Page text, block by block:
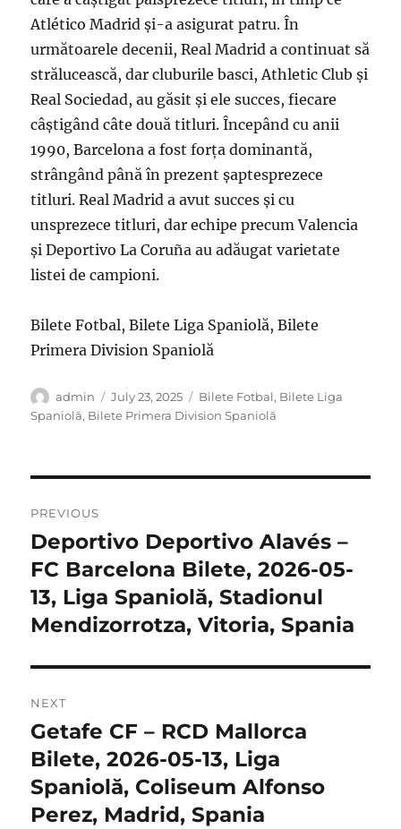
Atlético Madrid și-a asigurat patru. În
următoarele decenii, Real Madrid a continuat să
strălucească, dar cluburile basci, Athletic Club și
Real Sociedad, au găsit și ele succes, fiecare
câștigând câte două titluri. Începând cu anii
1990, Barcelona a fost forța dominantă,
strângând până în prezent șaptesprezece
titluri. Real Madrid a avut succes și cu
unsprezece titluri, dar echipe precum Valencia
și Deportivo La Coruña au adăugat varietate
listei de campioni.
Bilete Fotbal, Bilete Liga Spaniolă, Bilete
Primera Division Spaniolă
Author
admin
Posted
on
July 23, 2025 Categories
Bilete Fotbal, Bilete Liga
Spaniolă, Bilete Primera Division Spaniolă
navigation
PREVIOUS
Previous
post:
Deportivo Deportivo Alavés –
FC Barcelona Bilete, 2026-05-
13, Liga Spaniolă, Stadionul
Mendizorrotza, Vitoria, Spania
NEXT
Next
post:
Getafe CF – RCD Mallorca
Bilete, 2026-05-13, Liga
Spaniolă, Coliseum Alfonso
Perez, Madrid, Spania